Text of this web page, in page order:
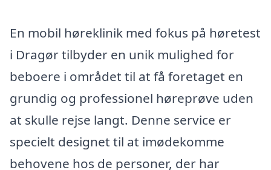
En mobil høreklinik med fokus på høretest
i Dragør tilbyder en unik mulighed for
beboere i området til at få foretaget en
grundig og professionel høreprøve uden
at skulle rejse langt. Denne service er
specielt designet til at imødekomme
behovene hos de personer, der har